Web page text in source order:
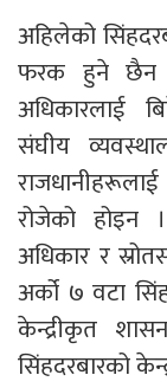
अहिलेको
फरक हुने छैन ।
अधिकारलाई
संघीय
रोजेको होइन
अधिकार र
अर्को ७ वटा
केन्द्रीकृत
सिंहदरबारको